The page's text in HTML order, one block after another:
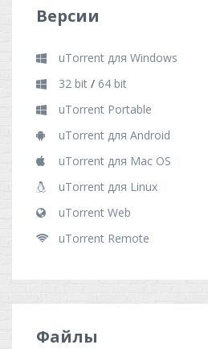
Версии
uTorrent для Windows
32 bit / 64 bit
uTorrent Portable
uTorrent для Android
uTorrent для Mac OS
uTorrent для Linux
uTorrent Web
uTorrent Remote
Файлы